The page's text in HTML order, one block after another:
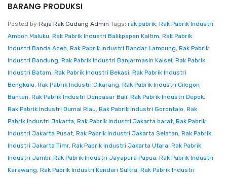
BARANG PRODUKSI
Posted by Raja Rak Gudang Admin Tags: rak pabrik, Rak Pabrik Industri
Ambon Maluku, Rak Pabrik Industri Balikpapan Kaltim, Rak Pabrik
Industri Banda Aceh, Rak Pabrik Industri Bandar Lampung, Rak Pabrik
Industri Bandung, Rak Pabrik Industri Banjarmasin Kalsel, Rak Pabrik
Industri Batam, Rak Pabrik Industri Bekasi, Rak Pabrik Industri
Bengkulu, Rak Pabrik Industri Cikarang, Rak Pabrik Industri Cilegon
Banten, Rak Pabrik Industri Denpasar Bali, Rak Pabrik Industri Depok,
Rak Pabrik Industri Dumai Riau, Rak Pabrik Industri Gorontalo, Rak
Pabrik Industri Jakarta, Rak Pabrik Industri Jakarta barat, Rak Pabrik
Industri Jakarta Pusat, Rak Pabrik Industri Jakarta Selatan, Rak Pabrik
Industri Jakarta Timr, Rak Pabrik Industri Jakarta Utara, Rak Pabrik
Industri Jambi, Rak Pabrik Industri Jayapura Papua, Rak Pabrik Industri
Karawang, Rak Pabrik Industri Kendari Sultra, Rak Pabrik Industri